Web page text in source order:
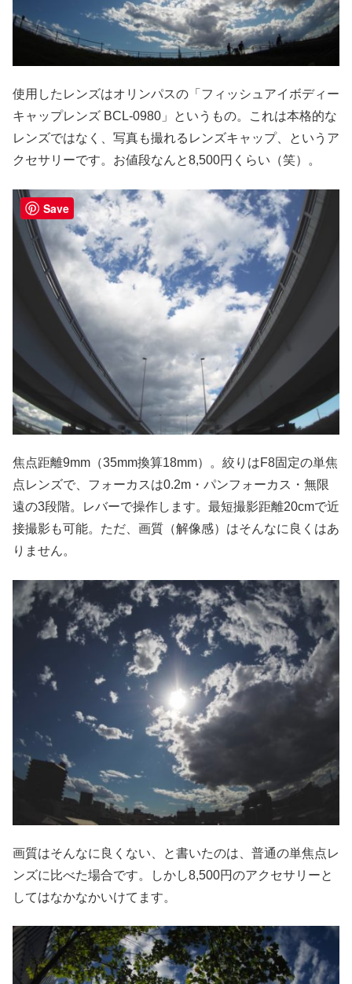
使用したレンズはオリンパスの「フィッシュアイボディー
キャップレンズ BCL-0980」というもの。これは本格的な
レンズではなく、写真も撮れるレンズキャップ、というア
クセサリーです。お値段なんと8,500円くらい（笑）。
焦点距離9mm（35mm換算18mm）。絞りはF8固定の単焦
点レンズで、フォーカスは0.2m・パンフォーカス・無限
遠の3段階。レバーで操作します。最短撮影距離20cmで近
接撮影も可能。ただ、画質（解像感）はそんなに良くはあ
りません。
画質はそんなに良くない、と書いたのは、普通の単焦点レ
ンズに比べた場合です。しかし8,500円のアクセサリーと
してはなかなかいけてます。
Save